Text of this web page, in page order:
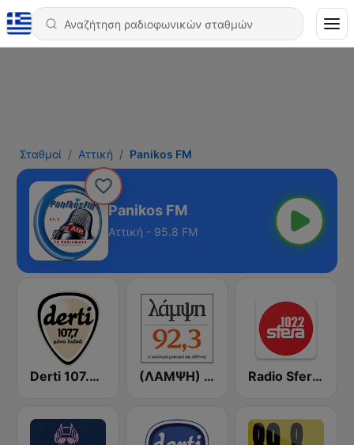
Σταθμοί Αττική Panikos FM
Panikos FM
Αττική - 95.8 FM
Derti 107.7 FM (ΛΑΜΨΗ) Lampsi 92.3 FM Radio Sfera 102.2 FM